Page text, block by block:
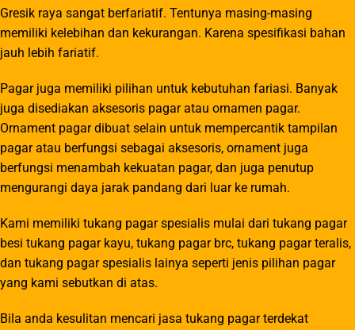
Gresik raya sangat berfariatif. Tentunya masing-masing
memiliki kelebihan dan kekurangan. Karena spesifikasi bahan
jauh lebih fariatif.
Pagar juga memiliki pilihan untuk kebutuhan fariasi. Banyak
juga disediakan aksesoris pagar atau ornamen pagar.
Ornament pagar dibuat selain untuk mempercantik tampilan
pagar atau berfungsi sebagai aksesoris, ornament juga
berfungsi menambah kekuatan pagar, dan juga penutup
mengurangi daya jarak pandang dari luar ke rumah.
Kami memiliki tukang pagar spesialis mulai dari tukang pagar
besi tukang pagar kayu, tukang pagar brc, tukang pagar teralis,
dan tukang pagar spesialis lainya seperti jenis pilihan pagar
yang kami sebutkan di atas.
Bila anda kesulitan mencari jasa tukang pagar terdekat